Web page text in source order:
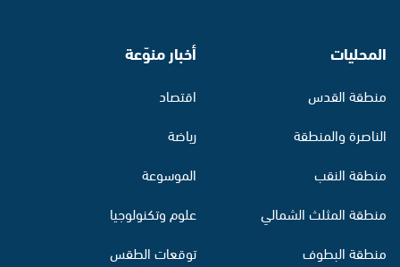
المحليات
منطقة القدس
الناصرة والمنطقة
منطقة النقب
منطقة المثلث الشمالي
منطقة البطوف
أخبار منوّعة
اقتصاد
رياضة
الموسوعة
علوم وتكنولوجيا
توقعات الطقس